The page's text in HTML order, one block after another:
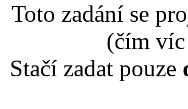
Toto zadání se
(čím
Stačí zadat pouze